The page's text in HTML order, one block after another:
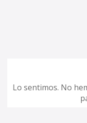
Lo sentimos. No